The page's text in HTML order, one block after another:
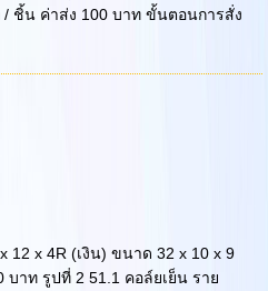
/ ชิ้น ค่าส่ง 100 บาท ขั้นตอนการสั่ง
12 x 4R (เงิน) ขนาด 32 x 10 x 9
บาท รูปที่ 2 51.1 คอล์ยเย็น ราย